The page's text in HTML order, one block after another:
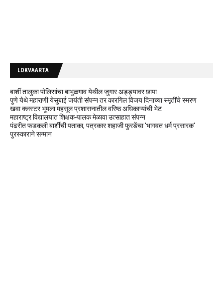
LOKVAARTA
बार्शी तालुका पोलिसांचा बाभुळगाव येथील जुगार अड्ड्यावर छापा
पुणे येथे महाराणी येसुबाई जयंती संपन्न तर कारगिल विजय दिनाच्या स्मृतींचे स्मरण
खवा क्लस्टर भूमला महसूल प्रशासनातील वरिष्ठ अधिकाऱ्यांची भेट
महाराष्ट्र विद्यालयात शिक्षक-पालक मेळावा उत्साहात संपन्न
पंढरीत फडकली बार्शीची पताका, पत्रकार शहाजी फुरडेंचा 'भागवत धर्म प्रसारक'
पुरस्काराने सन्मान